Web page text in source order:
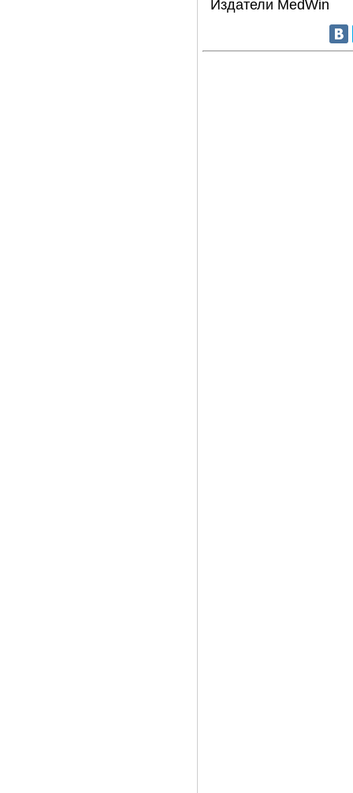
Издатели MedWin